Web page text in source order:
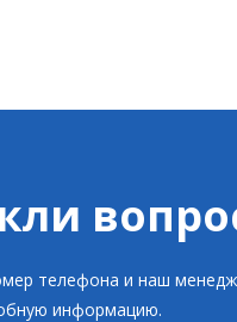
телефона и наш
информацию.